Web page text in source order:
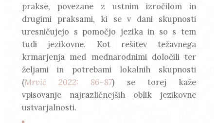
prakse, povezane z ustnim izročilom in
drugimi praksami, ki se v dani skupnosti
uresničujejo s pomočjo jezika in so s tem
tudi jezikovne. Kot rešitev težavnega
krmarjenja med mednarodnimi določili ter
željami in potrebami lokalnih skupnosti
(Mrvič 2022: 86–87) se torej kaže
vpisovanje najrazličnejših oblik jezikovne
ustvarjalnosti.